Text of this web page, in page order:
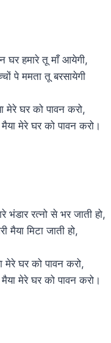
घर हमारे तू माँ आयेगी,
पे ममता तू बरसायेगी
मेरे घर को पावन करो,
मेरे घर को पावन करो।
भंडार रत्नो से भर जाती हो,
मैया मिटा जाती हो,
मेरे घर को पावन करो,
मेरे घर को पावन करो।